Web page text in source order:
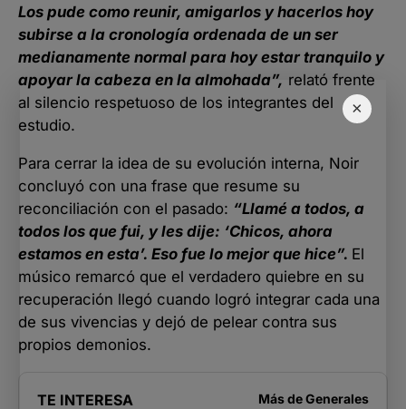
×
Los pude como reunir, amigarlos y hacerlos hoy
subirse a la cronología ordenada de un ser
medianamente normal para hoy estar tranquilo y
apoyar la cabeza en la almohada”, relató frente
al silencio respetuoso de los integrantes del
estudio.
Para cerrar la idea de su evolución interna, Noir
concluyó con una frase que resume su
reconciliación con el pasado: “Llamé a todos, a
todos los que fui, y les dije: ‘Chicos, ahora
estamos en esta’. Eso fue lo mejor que hice”. El
músico remarcó que el verdadero quiebre en su
recuperación llegó cuando logró integrar cada una
de sus vivencias y dejó de pelear contra sus
propios demonios.
TE INTERESA Más deGenerales